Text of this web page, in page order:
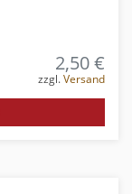
2,50 €
zzgl.Versand